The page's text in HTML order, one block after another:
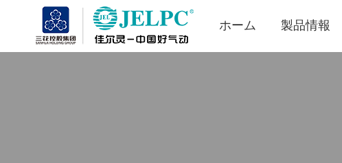
ホーム 製品情報